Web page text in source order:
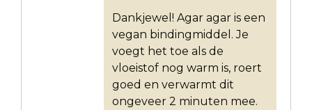
Dankjewel! Agar agar is een
vegan bindingmiddel. Je
voegt het toe als de
vloeistof nog warm is, roert
goed en verwarmt dit
ongeveer 2 minuten mee.